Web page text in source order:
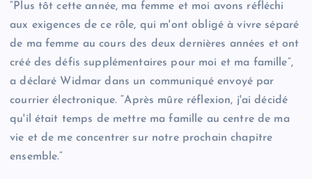
“Plus tôt cette année, ma femme et moi avons réfléchi
aux exigences de ce rôle, qui m'ont obligé à vivre séparé
de ma femme au cours des deux dernières années et ont
créé des défis supplémentaires pour moi et ma famille”,
a déclaré Widmar dans un communiqué envoyé par
courrier électronique. “Après mûre réflexion, j'ai décidé
qu'il était temps de mettre ma famille au centre de ma
vie et de me concentrer sur notre prochain chapitre
ensemble.”